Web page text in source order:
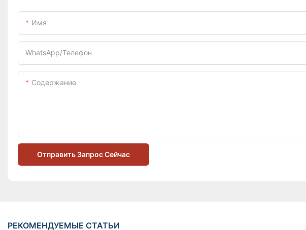
Имя
WhatsApp/телефон
Содержание
Отправить Запрос Сейчас
РЕКОМЕНДУЕМЫЕ СТАТЬИ